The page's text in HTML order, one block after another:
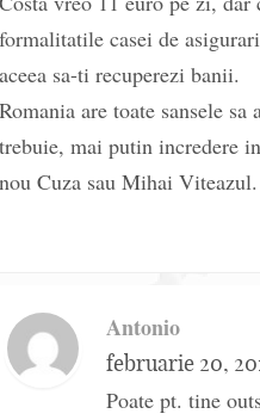
formalitatile casei de
aceea sa-ti recuperezi banii.
Romania are toate sansele
trebuie, mai putin incredere
nou Cuza sau Mihai Viteazul.
Antonio
februarie 20,
Poate pt. tine